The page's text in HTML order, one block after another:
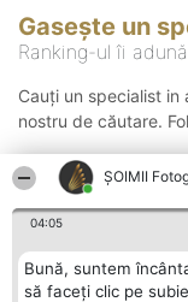
ȘOIMII
04:05
Bună, suntem
să faceți clic pe
Gasește un
Ranking-ul îi
Cauți un specialist in
nostru de căutare.